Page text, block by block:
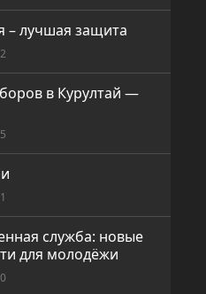
– лучшая защита
в Курултай —
служба: новые
для молодёжи